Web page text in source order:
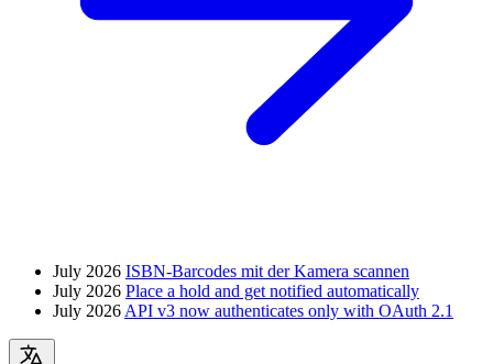
July 2026 ISBN-Barcodes mit der Kamera scannen
July 2026 Place a hold and get notified automatically
July 2026 API v3 now authenticates only with OAuth 2.1